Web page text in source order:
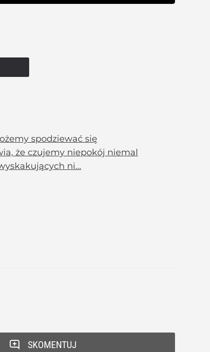
spodziewać się
że czujemy niepokój niemal
ni...
SKOMENTUJ